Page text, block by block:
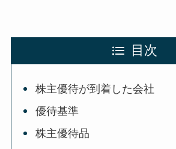
目次
株主優待が到着した会社
優待基準
株主優待品